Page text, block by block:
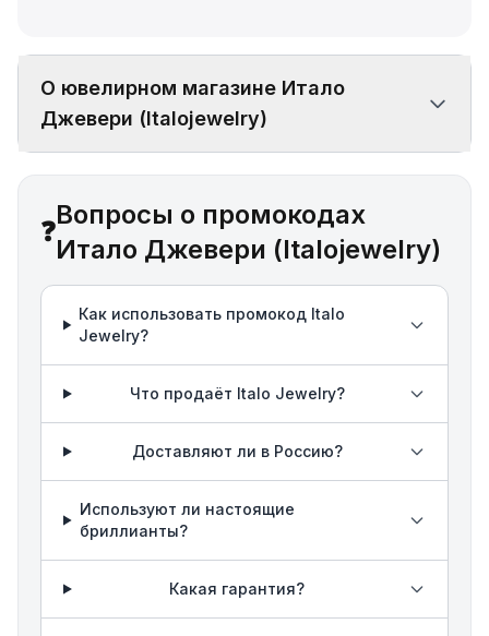
О ювелирном магазине Итало
Джевери (Italojewelry)
❓
Вопросы о промокодах
Итало Джевери (Italojewelry)
Как использовать промокод Italo
Jewelry?
Что продаёт Italo Jewelry?
Доставляют ли в Россию?
Используют ли настоящие
бриллианты?
Какая гарантия?